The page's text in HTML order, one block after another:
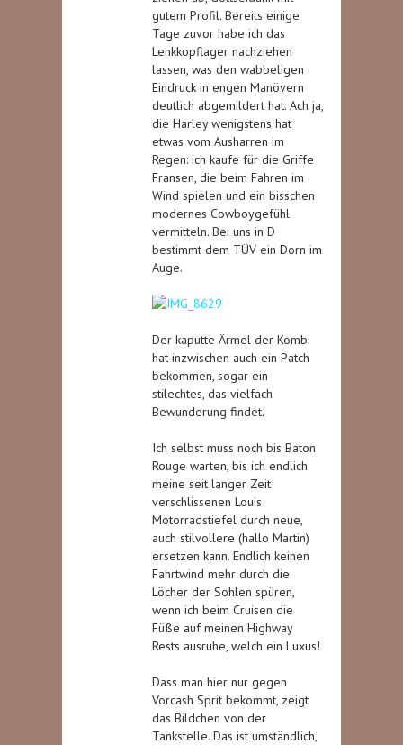
gutem Profil. Bereits einige
Tage zuvor habe ich das
Lenkkopflager nachziehen
lassen, was den wabbeligen
Eindruck in engen Manövern
deutlich abgemildert hat. Ach ja,
die Harley wenigstens hat
etwas vom Ausharren im
Regen: ich kaufe für die Griffe
Fransen, die beim Fahren im
Wind spielen und ein bisschen
modernes Cowboygefühl
vermitteln. Bei uns in D
bestimmt dem TÜV ein Dorn im
Auge.
Der kaputte Ärmel der Kombi
hat inzwischen auch ein Patch
bekommen, sogar ein
stilechtes, das vielfach
Bewunderung findet.
Ich selbst muss noch bis Baton
Rouge warten, bis ich endlich
meine seit langer Zeit
verschlissenen Louis
Motorradstiefel durch neue,
auch stilvollere (hallo Martin)
ersetzen kann. Endlich keinen
Fahrtwind mehr durch die
Löcher der Sohlen spüren,
wenn ich beim Cruisen die
Füße auf meinen Highway
Rests ausruhe, welch ein Luxus!
Dass man hier nur gegen
Vorcash Sprit bekommt, zeigt
das Bildchen von der
Tankstelle. Das ist umständlich,